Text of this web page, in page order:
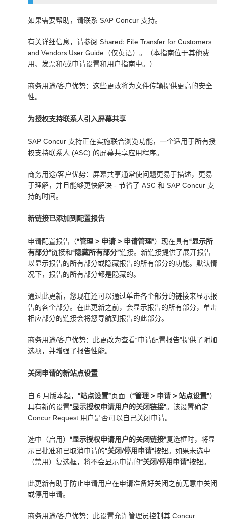
如果需要帮助，请联系 SAP Concur 支持。
有关详细信息，请参阅 Shared: File Transfer for Customers
and Vendors User Guide （仅英语）。（本指南位于其他费
用、发票和/或申请设置和用户指南中。）
商务用途/客户优势：这些更改将为文件传输提供更高的安全
性。
为授权支持联系人引入屏幕共享
SAP Concur 支持正在实施联合浏览功能，一个适用于所有授
权支持联系人 (ASC) 的屏幕共享应用程序。
商务用途/客户优势：屏幕共享通常使问题更易于描述，更易
于理解，并且能够更快解决 - 节省了 ASC 和 SAP Concur 支
持的时间。
新链接已添加到配置报告
申请配置报告（“管理 > 申请 > 申请管理”）现在具有“显示所
有部分”链接和“隐藏所有部分”链接。新链接提供了展开报告
以显示报告的所有部分或隐藏报告的所有部分的功能。默认情
况下，报告的所有部分都是隐藏的。
通过此更新，您现在还可以通过单击各个部分的链接来显示报
告的各个部分。在此更新之前，会显示报告的所有部分，单击
相应部分的链接会将您导航到报告的此部分。
商务用途/客户优势：此更改为查看“申请配置报告”提供了附加
选项，并增强了报告性能。
关闭申请的新站点设置
自 6 月版本起， “站点设置”页面（“管理 > 申请 > 站点设置”）
具有新的设置“显示授权申请用户的关闭链接”。该设置确定
Concur Request 用户是否可以自己关闭申请。
选中（启用） “显示授权申请用户的关闭链接”复选框时，将显
示已批准和已取消申请的“关闭/停用申请”按钮。如果未选中
（禁用）复选框，将不会显示申请的“关闭/停用申请”按钮。
此更新有助于防止申请用户在申请准备好关闭之前无意中关闭
或停用申请。
商务用途/客户优势：此设置允许管理员控制其 Concur